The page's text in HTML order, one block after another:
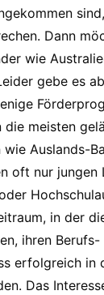
Dann
wie
gebe es
die meisten
wie Auslands-
oft nur jungen
in der
ihren Berufs-
erfolgreich in
Das